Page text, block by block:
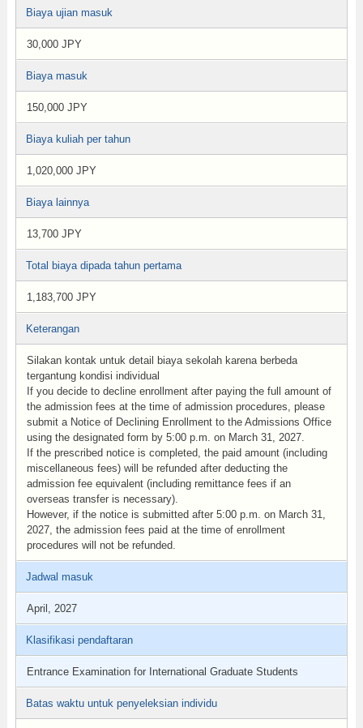
Biaya ujian masuk
30,000 JPY
Biaya masuk
150,000 JPY
Biaya kuliah per tahun
1,020,000 JPY
Biaya lainnya
13,700 JPY
Total biaya dipada tahun pertama
1,183,700 JPY
Keterangan
Silakan kontak untuk detail biaya sekolah karena berbeda
tergantung kondisi individual
If you decide to decline enrollment after paying the full amount of
the admission fees at the time of admission procedures, please
submit a Notice of Declining Enrollment to the Admissions Office
using the designated form by 5:00 p.m. on March 31, 2027.
If the prescribed notice is completed, the paid amount (including
miscellaneous fees) will be refunded after deducting the
admission fee equivalent (including remittance fees if an
overseas transfer is necessary).
However, if the notice is submitted after 5:00 p.m. on March 31,
2027, the admission fees paid at the time of enrollment
procedures will not be refunded.
Jadwal masuk
April, 2027
Klasifikasi pendaftaran
Entrance Examination for International Graduate Students
Batas waktu untuk penyeleksian individu